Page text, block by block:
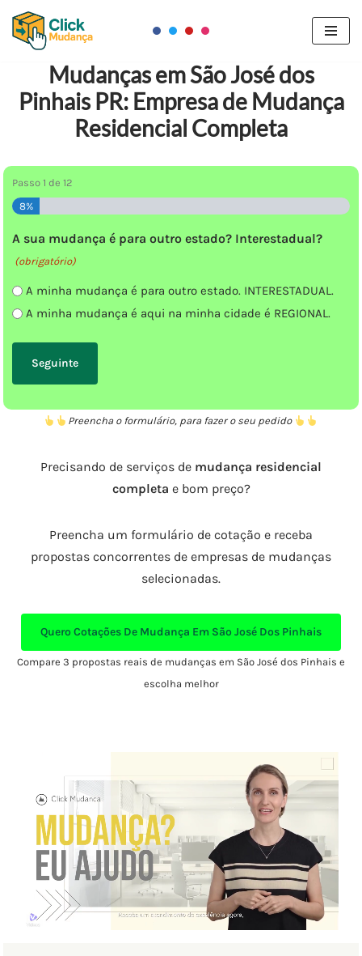
Pular
conteúdo
Mudanças em São José dos
Pinhais PR: Empresa de Mudança
Residencial Completa
Passo1 de12
8%
A sua mudança é para outro estado? Interestadual?
(obrigatório)
A minha mudança é para outro estado. INTERESTADUAL.
A minha mudança é aqui na minha cidade é REGIONAL.
Preencha o formulário, para fazer o seu pedido
Precisando de serviços de mudança residencial
completa e bom preço?
Preencha um formulário de cotação e receba
propostas concorrentes de empresas de mudanças
selecionadas.
Quero Cotações De Mudança Em São José Dos Pinhais
Compare 3 propostas reais de mudanças em São José dos Pinhais e
escolha melhor